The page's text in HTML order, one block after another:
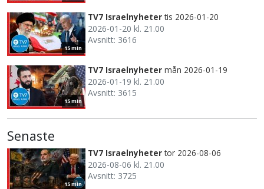
15 min
TV7 Israelnyheter tis 2026-01-20
2026-01-20 kl. 21.00
Avsnitt: 3616
15 min
TV7 Israelnyheter mån 2026-01-19
2026-01-19 kl. 21.00
Avsnitt: 3615
Senaste
15 min
TV7 Israelnyheter tor 2026-08-06
2026-08-06 kl. 21.00
Avsnitt: 3725